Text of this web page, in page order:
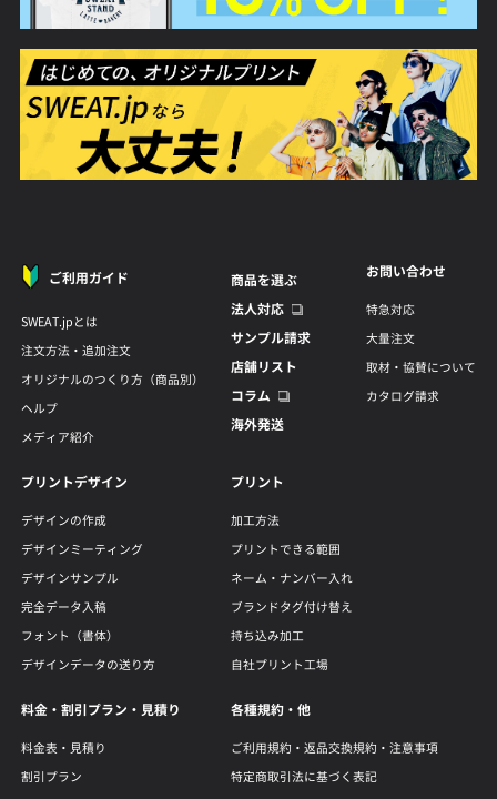
ご利用ガイド
SWEAT.jpとは
注文方法・追加注文
オリジナルのつくり方（商品別）
ヘルプ
メディア紹介
商品を選ぶ
法人対応
サンプル請求
店舗リスト
コラム
海外発送
お問い合わせ
特急対応
大量注文
取材・協賛について
カタログ請求
プリントデザイン
デザインの作成
デザインミーティング
デザインサンプル
完全データ入稿
フォント（書体）
デザインデータの送り方
プリント
加工方法
プリントできる範囲
ネーム・ナンバー入れ
ブランドタグ付け替え
持ち込み加工
自社プリント工場
料金・割引プラン・見積り
料金表・見積り
割引プラン
各種規約・他
ご利用規約・返品交換規約・注意事項
特定商取引法に基づく表記